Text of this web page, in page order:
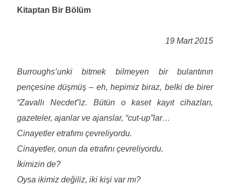
Kitaptan Bir Bölüm
19 Mart 2015
Burroughs’unki bitmek bilmeyen bir bulantının
pençesine düşmüş – eh, hepimiz biraz, belki de birer
“Zavallı Necdet”iz. Bütün o kaset kayıt cihazları,
gazeteler, ajanlar ve ajanslar, “cut-up”lar…
Cinayetler etrafımı çevreliyordu.
Cinayetler, onun da etrafını çevreliyordu.
İkimizin de?
Oysa ikimiz değiliz, iki kişi var mı?